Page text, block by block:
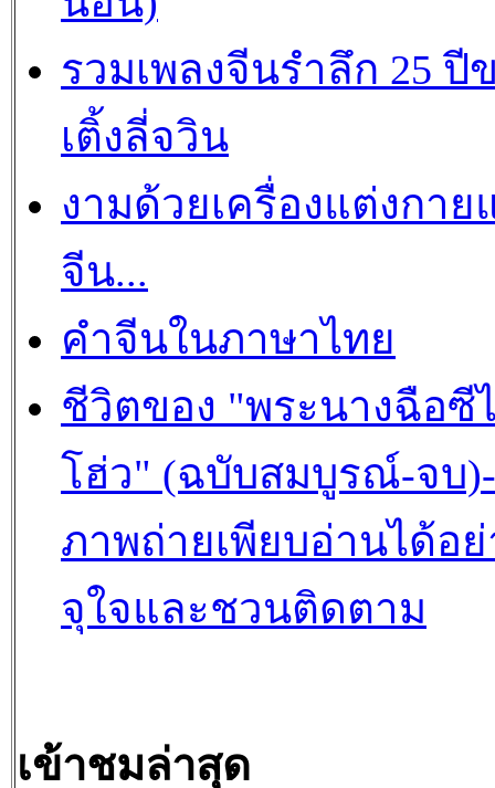
รวมเพลงจีนรำลึก 25 ปี
เติ้งลี่จวิน
งามด้วยเครื่องแต่งกาย
จีน...
คำจีนในภาษาไทย
ชีวิตของ "พระนางฉือซี
โฮ่ว" (ฉบับสมบูรณ์-จบ)-
ภาพถ่ายเพียบอ่านได้อย่
จุใจและชวนติดตาม
เข้าชมล่าสุด